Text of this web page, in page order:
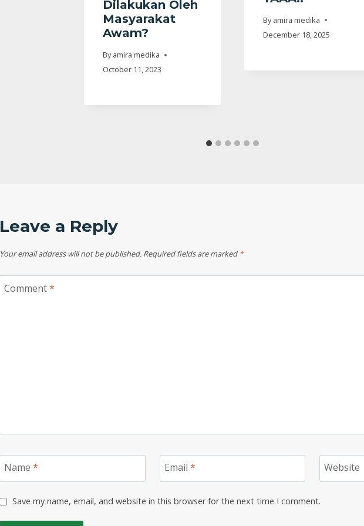
Dilakukan Oleh
Masyarakat
Awam?
By amira medika
October 11, 2023
By amira medika
December 18, 2025
Leave a Reply
Your email address will not be published. Required fields are marked *
Comment*
Name * Email * Website
Save my name, email, and website in this browser for the next time I comment.